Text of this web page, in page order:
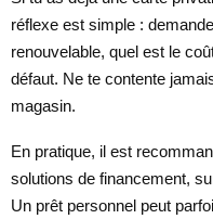
réflexe est simple :
renouvelable, quel est le
défaut. Ne te contente
magasin.
En pratique, il est
solutions de financement,
Un prêt personnel peut